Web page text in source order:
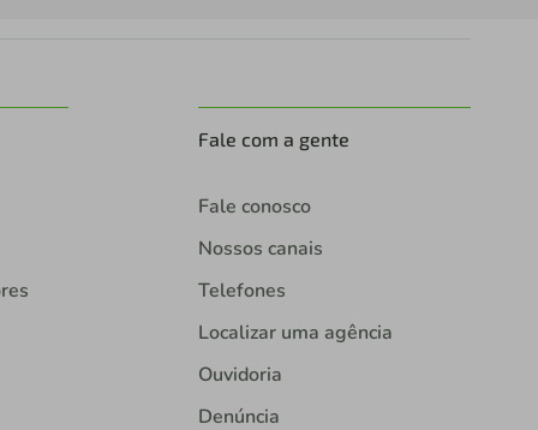
Fale com a gente
Fale conosco
Nossos canais
Telefones
Localizar uma agência
Ouvidoria
Denúncia